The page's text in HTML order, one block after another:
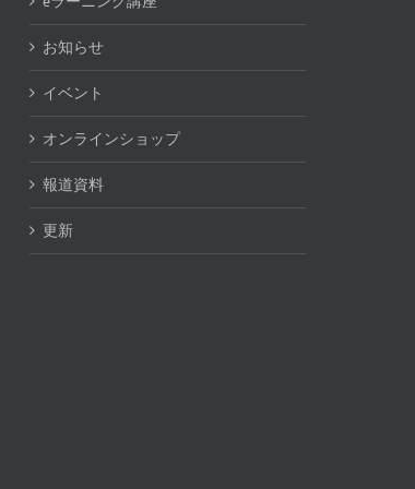
お知らせ
イベント
オンラインショップ
報道資料
更新